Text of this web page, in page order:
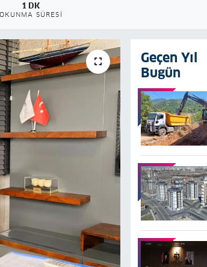
1 DK
OKUNMA SÜRESI
Geçen Yıl
Bugün